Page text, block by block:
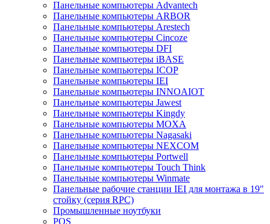
Панельные компьютеры Advantech
Панельные компьютеры ARBOR
Панельные компьютеры Arestech
Панельные компьютеры Cincoze
Панельные компьютеры DFI
Панельные компьютеры iBASE
Панельные компьютеры ICOP
Панельные компьютеры IEI
Панельные компьютеры INNOAIOT
Панельные компьютеры Jawest
Панельные компьютеры Kingdy
Панельные компьютеры MOXA
Панельные компьютеры Nagasaki
Панельные компьютеры NEXCOM
Панельные компьютеры Portwell
Панельные компьютеры Touch Think
Панельные компьютеры Winmate
Панельные рабочие станции IEI для монтажа в 19"
стойку (серия RPC)
Промышленные ноутбуки
POS